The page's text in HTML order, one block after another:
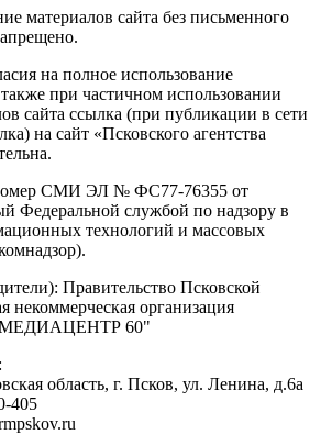
материалов сайта без письменного
на полное использование
при частичном использовании
сайта ссылка (при публикации в сети
на сайт «Псковского агентства
СМИ ЭЛ № ФС77-76355 от
Федеральной службой по надзору в
технологий и массовых
Правительство Псковской
некоммерческая организация
"МЕДИАЦЕНТР 60"
область, г. Псков, ул. Ленина, д.6а
405